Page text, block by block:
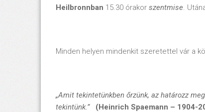
Heilbronnban 15.30 órakor szentmise.
Minden helyen mindenkit szeretettel vár a
„Amit tekintetünkben őrzünk, az határozz
tekintünk.”
(Heinrich Spaemann – 1904-